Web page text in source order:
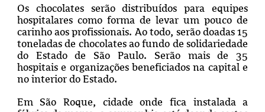
Os chocolates serão distribuídos para equipes
hospitalares como forma de levar um pouco de
carinho aos profissionais. Ao todo, serão doadas 15
toneladas de chocolates ao fundo de solidariedade
do Estado de São Paulo. Serão mais de 35
hospitais e organizações beneficiados na capital e
no interior do Estado.
Em São Roque, cidade onde fica instalada a